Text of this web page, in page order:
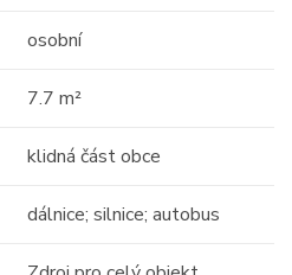
osobní
7.7 m²
klidná část obce
dálnice; silnice; autobus